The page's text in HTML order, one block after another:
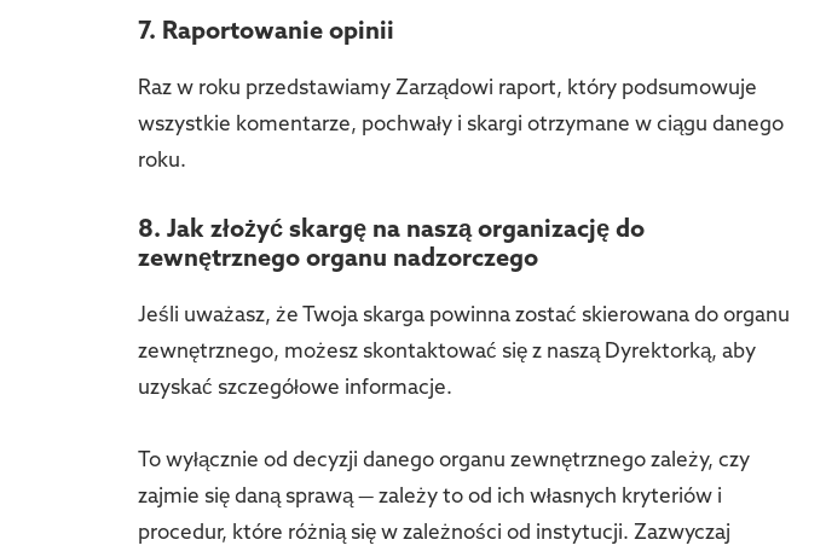
7. Raportowanie opinii
Raz w roku przedstawiamy Zarządowi raport, który podsumowuje
wszystkie komentarze, pochwały i skargi otrzymane w ciągu danego
roku.
8. Jak złożyć skargę na naszą organizację do
zewnętrznego organu nadzorczego
Jeśli uważasz, że Twoja skarga powinna zostać skierowana do organu
zewnętrznego, możesz skontaktować się z naszą Dyrektorką, aby
uzyskać szczegółowe informacje.
To wyłącznie od decyzji danego organu zewnętrznego zależy, czy
zajmie się daną sprawą — zależy to od ich własnych kryteriów i
procedur, które różnią się w zależności od instytucji. Zazwyczaj